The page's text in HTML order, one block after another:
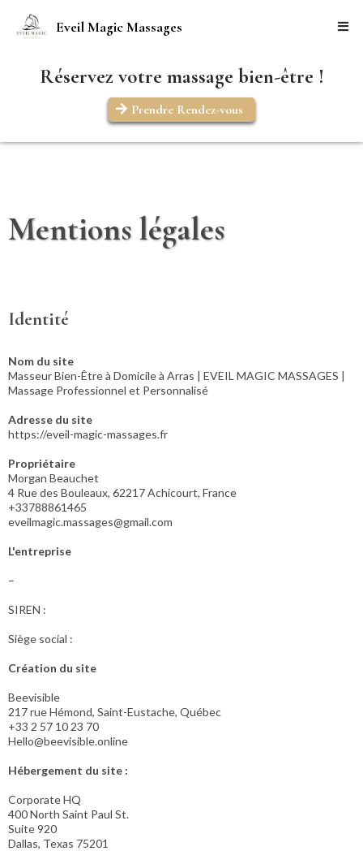
Eveil Magic Massages
Réservez votre massage bien-être !
Prendre Rendez-vous
Mentions légales
Identité
Nom du site
Masseur Bien-Être à Domicile à Arras | EVEIL MAGIC MASSAGES |
Massage Professionnel et Personnalisé
Adresse du site
https://eveil-magic-massages.fr
Propriétaire
Morgan Beauchet
4 Rue des Bouleaux, 62217 Achicourt, France
+33788861465
eveilmagic.massages@gmail.com
L'entreprise
–
SIREN :
Siège social :
Création du site
Beevisible
217 rue Hémond, Saint-Eustache, Québec
+33 2 57 10 23 70
Hello@beevisible.online
Hébergement du site :
Corporate HQ
400 North Saint Paul St.
Suite 920
Dallas, Texas 75201